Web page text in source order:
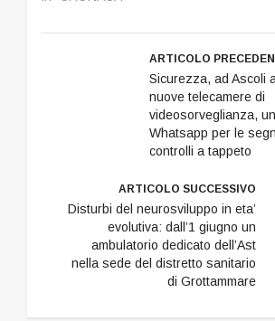
ARTICOLO
Sicurezza, ad Ascoli
nuove telecamere di
videosorveglianza,
Whatsapp per le
controlli a tappeto
ARTICOLO SUCCESSIVO
Disturbi del neurosviluppo in eta’
evolutiva: dall’1 giugno un
ambulatorio dedicato dell’Ast
nella sede del distretto sanitario
di Grottammare